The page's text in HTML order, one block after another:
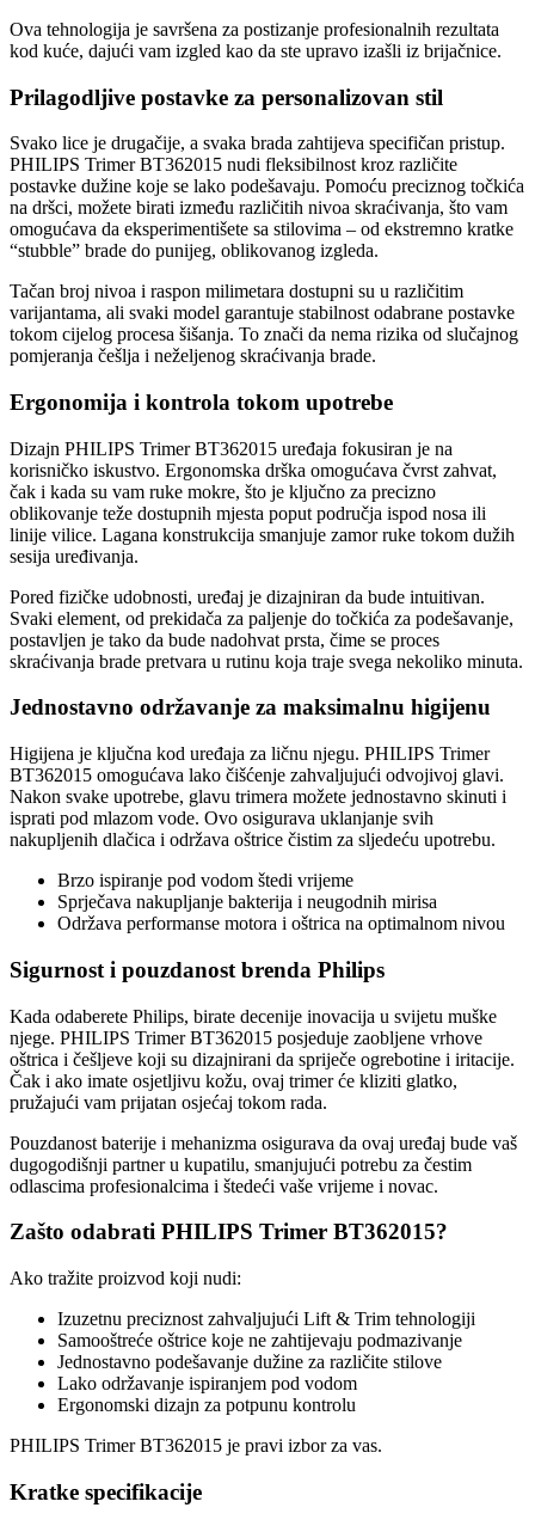
Ova tehnologija je savršena za postizanje profesionalnih rezultata
kod kuće, dajući vam izgled kao da ste upravo izašli iz brijačnice.
Prilagodljive postavke za personalizovan stil
Svako lice je drugačije, a svaka brada zahtijeva specifičan pristup.
PHILIPS Trimer BT362015 nudi fleksibilnost kroz različite
postavke dužine koje se lako podešavaju. Pomoću preciznog točkića
na dršci, možete birati između različitih nivoa skraćivanja, što vam
omogućava da eksperimentišete sa stilovima – od ekstremno kratke
“stubble” brade do punijeg, oblikovanog izgleda.
Tačan broj nivoa i raspon milimetara dostupni su u različitim
varijantama, ali svaki model garantuje stabilnost odabrane postavke
tokom cijelog procesa šišanja. To znači da nema rizika od slučajnog
pomjeranja češlja i neželjenog skraćivanja brade.
Ergonomija i kontrola tokom upotrebe
Dizajn PHILIPS Trimer BT362015 uređaja fokusiran je na
korisničko iskustvo. Ergonomska drška omogućava čvrst zahvat,
čak i kada su vam ruke mokre, što je ključno za precizno
oblikovanje teže dostupnih mjesta poput područja ispod nosa ili
linije vilice. Lagana konstrukcija smanjuje zamor ruke tokom dužih
sesija uređivanja.
Pored fizičke udobnosti, uređaj je dizajniran da bude intuitivan.
Svaki element, od prekidača za paljenje do točkića za podešavanje,
postavljen je tako da bude nadohvat prsta, čime se proces
skraćivanja brade pretvara u rutinu koja traje svega nekoliko minuta.
Jednostavno održavanje za maksimalnu higijenu
Higijena je ključna kod uređaja za ličnu njegu. PHILIPS Trimer
BT362015 omogućava lako čišćenje zahvaljujući odvojivoj glavi.
Nakon svake upotrebe, glavu trimera možete jednostavno skinuti i
isprati pod mlazom vode. Ovo osigurava uklanjanje svih
nakupljenih dlačica i održava oštrice čistim za sljedeću upotrebu.
Brzo ispiranje pod vodom štedi vrijeme
Sprječava nakupljanje bakterija i neugodnih mirisa
Održava performanse motora i oštrica na optimalnom nivou
Sigurnost i pouzdanost brenda Philips
Kada odaberete Philips, birate decenije inovacija u svijetu muške
njege. PHILIPS Trimer BT362015 posjeduje zaobljene vrhove
oštrica i češljeve koji su dizajnirani da spriječe ogrebotine i iritacije.
Čak i ako imate osjetljivu kožu, ovaj trimer će kliziti glatko,
pružajući vam prijatan osjećaj tokom rada.
Pouzdanost baterije i mehanizma osigurava da ovaj uređaj bude vaš
dugogodišnji partner u kupatilu, smanjujući potrebu za čestim
odlascima profesionalcima i štedeći vaše vrijeme i novac.
Zašto odabrati PHILIPS Trimer BT362015?
Ako tražite proizvod koji nudi:
Izuzetnu preciznost zahvaljujući Lift & Trim tehnologiji
Samooštreće oštrice koje ne zahtijevaju podmazivanje
Jednostavno podešavanje dužine za različite stilove
Lako održavanje ispiranjem pod vodom
Ergonomski dizajn za potpunu kontrolu
PHILIPS Trimer BT362015 je pravi izbor za vas.
Kratke specifikacije